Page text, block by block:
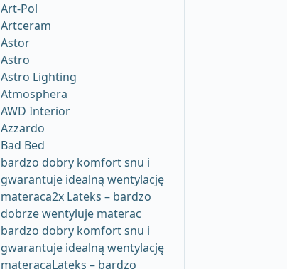
Art-Pol
Artceram
Astor
Astro
Astro Lighting
Atmosphera
AWD Interior
Azzardo
Bad Bed
bardzo dobry komfort snu i
gwarantuje idealną wentylację
materaca2x Lateks – bardzo
dobrze wentyluje materac
bardzo dobry komfort snu i
gwarantuje idealną wentylację
materacaLateks – bardzo